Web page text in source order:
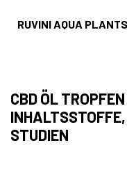
RUVINI AQUA
CBD ÖL
STUDIEN